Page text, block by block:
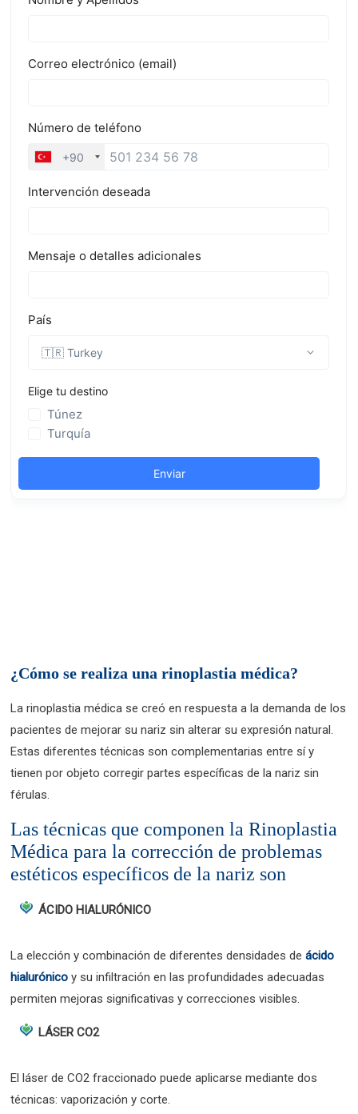
¿Cómo se realiza una rinoplastia médica?
La rinoplastia médica se creó en respuesta a la demanda de los
pacientes de mejorar su nariz sin alterar su expresión natural.
Estas diferentes técnicas son complementarias entre sí y
tienen por objeto corregir partes específicas de la nariz sin
férulas.
Las técnicas que componen la Rinoplastia
Médica para la corrección de problemas
estéticos específicos de la nariz son
ÁCIDO HIALURÓNICO
La elección y combinación de diferentes densidades deácido
hialurónico y su infiltración en las profundidades adecuadas
permiten mejoras significativas y correcciones visibles.
LÁSER CO2
El láser de CO2 fraccionado puede aplicarse mediante dos
técnicas: vaporización y corte.